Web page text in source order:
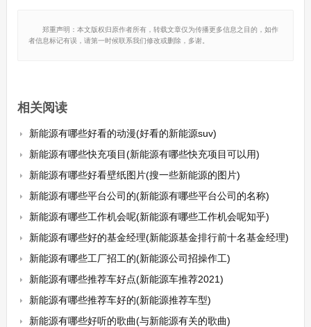
郑重声明：本文版权归原作者所有，转载文章仅为传播更多信息之目的，如作
者信息标记有误，请第一时候联系我们修改或删除，多谢。
相关阅读
新能源有哪些好看的动漫(好看的新能源suv)
新能源有哪些快充项目(新能源有哪些快充项目可以用)
新能源有哪些好看壁纸图片(搜一些新能源的图片)
新能源有哪些平台公司的(新能源有哪些平台公司的名称)
新能源有哪些工作机会呢(新能源有哪些工作机会呢知乎)
新能源有哪些好的基金经理(新能源基金排行前十名基金经理)
新能源有哪些工厂招工的(新能源公司招操作工)
新能源有哪些推荐车好点(新能源车推荐2021)
新能源有哪些推荐车好的(新能源推荐车型)
新能源有哪些好听的歌曲(与新能源有关的歌曲)